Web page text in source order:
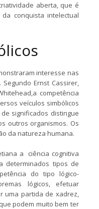
aberta, que é
conquista intelectual
interesse nas
Ernst Cassirer,
competência
veículos simbólicos
significados distingue
outros organismos. Os
da natureza humana.
a ciência cognitiva
determinados tipos de
do tipo lógico-
lógicos, efetuar
uma partida de xadrez,
podem muito bem ter